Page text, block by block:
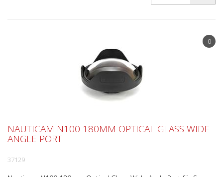
0
NAUTICAM N100 180MM OPTICAL GLASS WIDE
ANGLE PORT
37129